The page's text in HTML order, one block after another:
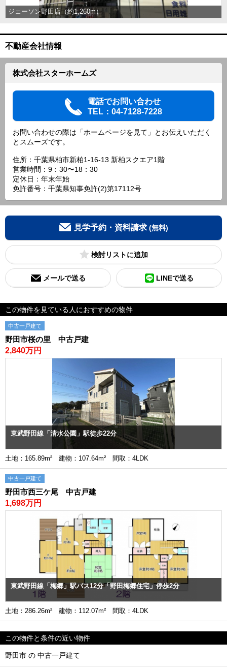
ジェーソン野田店（約1,260m）
不動産会社情報
株式会社スターホームズ
電話でお問い合わせ
TEL：04-7128-7228
お問い合わせの際は「ホームページを見て」とお伝えいただく
とスムーズです。
住所：千葉県柏市新柏1-16-13 新柏スクエア1階
営業時間：9：30〜18：30
定休日：年末年始
免許番号：千葉県知事免許(2)第17112号
見学予約・資料請求 (無料)
検討リスト
メールで送る LINEで送る
この物件を見ている人におすすめの物件
中古一戸建て
野田市桜の里 中古戸建
2,840万円
東武野田線「清水公園」駅徒歩22分
土地：165.89m² 建物：107.64m² 間取：4LDK
中古一戸建て
野田市西三ケ尾 中古戸建
1,698万円
東武野田線「梅郷」駅バス12分「野田梅郷住宅」停歩2分
土地：286.26m² 建物：112.07m² 間取：4LDK
この物件と条件の近い物件
野田市 の 中古一戸建て